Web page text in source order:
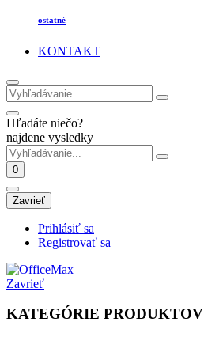
ostatné
KONTAKT
Hľadáte niečo?
najdene vysledky
0
Zavrieť
Prihlásiť sa
Registrovať sa
Zavrieť
KATEGÓRIE PRODUKTOV